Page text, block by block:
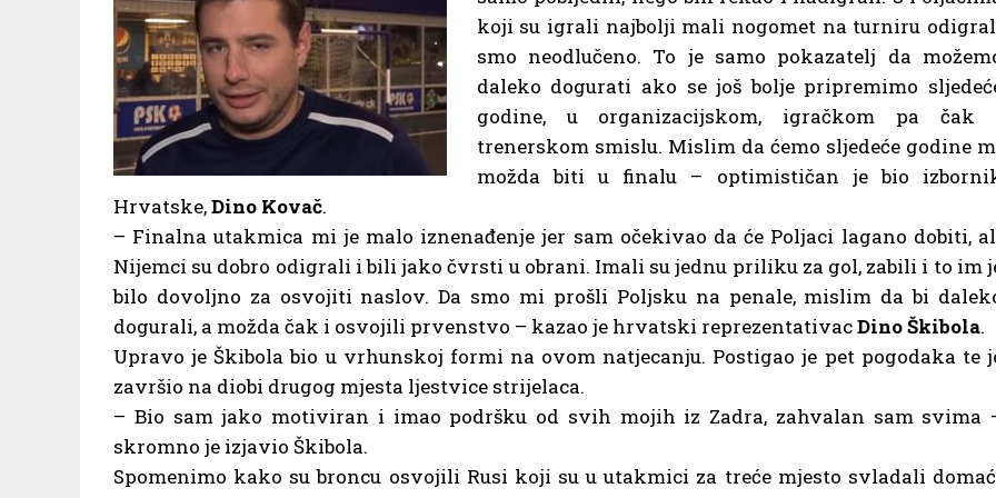
koji su igrali najbolji mali nogomet na turniru
smo neodlučeno. To je samo pokazatelj da
daleko dogurati ako se još bolje pripremimo
godine, u organizacijskom, igračkom pa čak
trenerskom smislu. Mislim da ćemo sljedeće godine
možda biti u finalu – optimističan je bio
Hrvatske,Dino Kovač.
– Finalna utakmica mi je malo iznenađenje jer sam očekivao da će Poljaci lagano dobiti,
Nijemci su dobro odigrali i bili jako čvrsti u obrani. Imali su jednu priliku za gol, zabili i to im
bilo dovoljno za osvojiti naslov. Da smo mi prošli Poljsku na penale, mislim da bi
dogurali, a možda čak i osvojili prvenstvo – kazao je hrvatski reprezentativacDino Škibola.
Upravo je Škibola bio u vrhunskoj formi na ovom natjecanju. Postigao je pet pogodaka te
završio na diobi drugog mjesta ljestvice strijelaca.
– Bio sam jako motiviran i imao podršku od svih mojih iz Zadra, zahvalan sam svima
skromno je izjavio Škibola.
Spomenimo kako su broncu osvojili Rusi koji su u utakmici za treće mjesto svladali